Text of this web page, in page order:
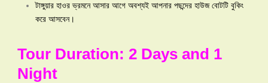
টাঙ্গুয়ার হাওর ভ্রমনে আসার আগে অবশ্যই আপনার পছন্দের হাউজ বোটটি বুকিং
করে আসবেন।
Tour Duration: 2 Days and 1
Night